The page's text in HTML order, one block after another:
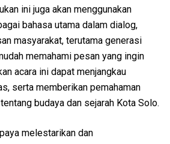
ini juga akan menggunakan
bahasa utama dalam dialog,
masyarakat, terutama generasi
memahami pesan yang ingin
acara ini dapat menjangkau
serta memberikan pemahaman
budaya dan sejarah Kota Solo.
melestarikan dan